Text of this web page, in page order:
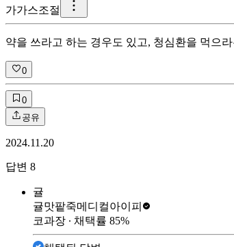
가가스조절
약을 쓰라고 하는 경우도 있고, 청심환을 먹으
0
0
공유
2024.11.20
답변 8
귤
귤맛팥죽메디컬아이피
코과장 ∙ 채택률 85%